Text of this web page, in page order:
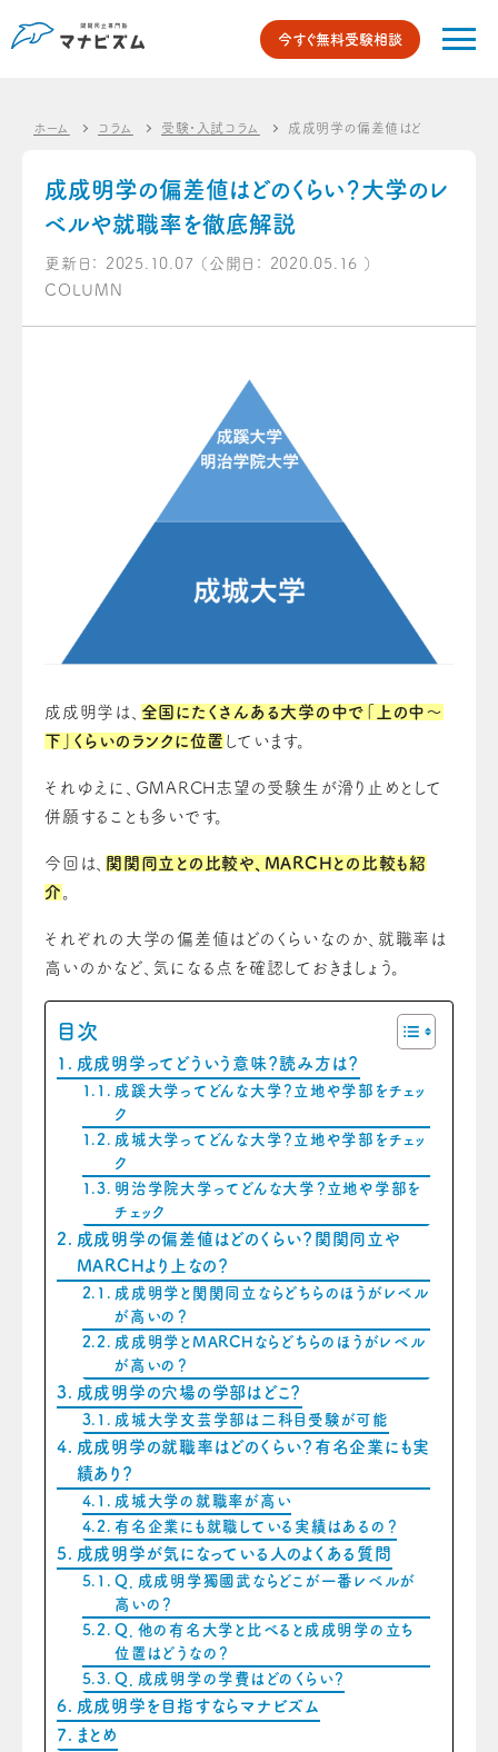
今すぐ無料受験相談
ホーム コラム 受験・入試コラム 成成明学の偏差値はどのくらい？
成成明学の偏差値はどのくらい？大学のレ
ベルや就職率を徹底解説
更新日： 2025.10.07 （公開日： 2020.05.16 ）
COLUMN
成成明学は、 全国にたくさんある大学の中で「上の中～
下」くらいのランクに位置 しています。
それゆえに、GMARCH志望の受験生が滑り止めとして
併願することも多いです。
今回は、 関関同立との比較や、MARCHとの比較も紹
介
それぞれの大学の偏差値はどのくらいなのか、就職率は
高いのかなど、気になる点を確認しておきましょう。
目次
成成明学ってどういう意味？読み方は？
成蹊大学ってどんな大学？立地や学部をチェッ
ク
成城大学ってどんな大学？立地や学部をチェッ
ク
明治学院大学ってどんな大学？立地や学部を
チェック
成成明学の偏差値はどのくらい？関関同立や
MARCHより上なの？
成成明学と関関同立ならどちらのほうがレベル
が高いの？
成成明学とMARCHならどちらのほうがレベル
が高いの？
成成明学の穴場の学部はどこ？
成城大学文芸学部は二科目受験が可能
成成明学の就職率はどのくらい？有名企業にも実
績あり？
成城大学の就職率が高い
有名企業にも就職している実績はあるの？
成成明学が気になっている人のよくある質問
Q．成成明学獨國武ならどこが一番レベルが
高いの？
Q．他の有名大学と比べると成成明学の立ち
位置はどうなの？
Q．成成明学の学費はどのくらい？
成成明学を目指すならマナビズム
まとめ